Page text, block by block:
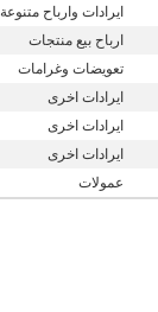
ايرادات وارباح متنوعة
ارباح بيع منتجات
تعويضات وغرامات
ايرادات اخرى
ايرادات اخرى
ايرادات اخرى
عمولات